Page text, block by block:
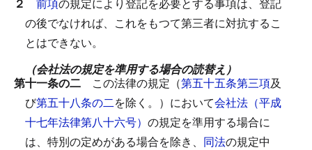
の後でなければ、これをもつて第三者に対抗するこ
とはできない。
（会社法の規定を準用する場合の読替え）
第十一条の二 この法律の規定（第五十五条第三項及
び第五十八条の二を除く。）において会社法（平成
十七年法律第八十六号） の規定を準用する場合に
は、特別の定めがある場合を除き、 同法の規定中